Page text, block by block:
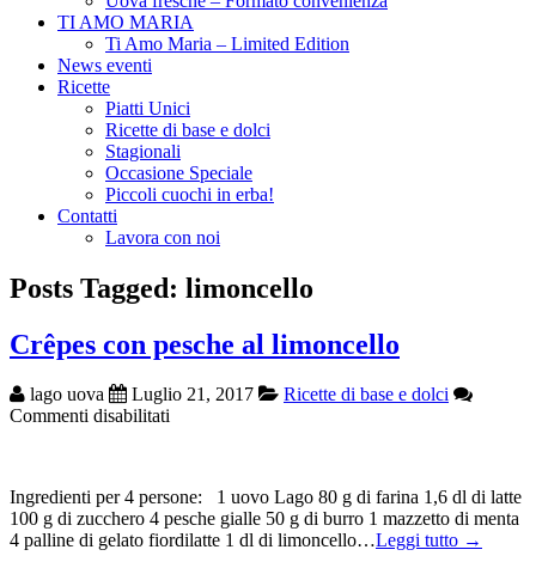
TI AMO MARIA
Ti Amo Maria – Limited Edition
News eventi
Ricette
Piatti Unici
Ricette di base e dolci
Stagionali
Occasione Speciale
Piccoli cuochi in erba!
Contatti
Lavora con noi
Posts Tagged: limoncello
Crêpes con pesche al limoncello
lago uova Luglio 21, 2017
Ricette di base e dolci
Commenti disabilitati
al
limoncello
Ingredienti per 4 persone: 1 uovo Lago 80 g di farina 1,6 dl di latte
100 g di zucchero 4 pesche gialle 50 g di burro 1 mazzetto di menta
4 palline di gelato fiordilatte 1 dl di limoncello…Leggi tutto →